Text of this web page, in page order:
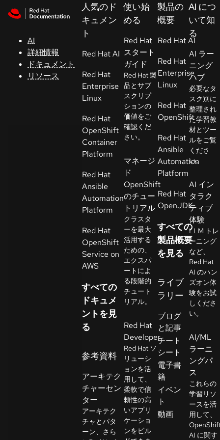
AI
詳細情報
ドキュメント
リソース
ト
コ
ン
ソ
ー
開
者
ト
ラ
イ
ア
ル
の
始
お
問
合
わ
言
語
の
選
択
人気のド
キュメン
ト
Red Hat AI
Red Hat
Enterprise
Linux
Red Hat
OpenShift
Container
Platform
Red Hat
Ansible
Automation
Platform
Red Hat
OpenShift
Service on
AWS
すべての
ドキュメ
ントを見
る
参考資料
アーキテク
チャーセン
ター
アーキテク
チャとパタ
ーン、さら
使い始
める
Red Hat
スタート
ガイド
Red Hat 製
品とサブ
スクリプ
ションの
価値をご
確認くだ
さい。
マネージ
ド
OpenShift
のチュー
トリアル
クラスタ
ーを最大
活用する
ための、
エクスパ
ートによ
る段階的
チュート
リアル。
Red Hat
Developer
Red Hat ソ
リューシ
ョンを活
用して、
柔軟で信
頼性の高
いアプリ
ケーショ
ンをビル
製品の
概要
Red Hat AI
Red Hat
Enterprise
Linux
Red Hat
OpenShift
Red Hat
Ansible
Automation
Platform
Red Hat
OpenJDK
すべての
製品概要
を見る
ライブ
ラリー
ブログ
と記事
チート
シート
電子書
籍
イベン
ト
動画
AI につ
いて知
る
AI ラー
ニング
ハブ
必要なタ
スク別に
整理され
た学習教
材とツー
ルをご覧
くださ
い。
AI イン
タラク
ティブ
体験
LLM トレ
ーニング
など、
Red Hat
AI のハン
ズオン体
験をお試
しくださ
い。
AI/ML
ラーニ
ングパ
ス
これらの
学習リソ
ースを活
用して、
AI に関す